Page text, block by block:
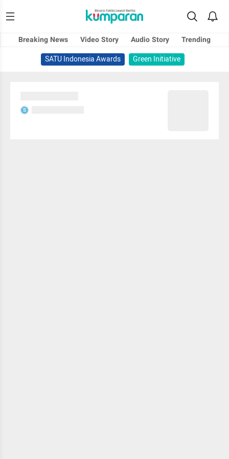
Breaking News Video Story Audio Story
Trending
SATU Indonesia Awards
Green Initiative
S